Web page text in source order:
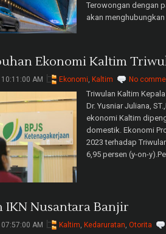
Terowongan dengan
akan menghubungkan
Ekonomi Kaltim
AM Ekonomi, Kaltim No
Triwulan Kaltim
Dr. Yusniar Juliana,
ekonomi Kaltim
domestik. Ekonomi
2023 terhadap
6,95 persen (y-on-
IKN Nusantara Banjir
AM Kaltim, Kedaruratan, Otorita